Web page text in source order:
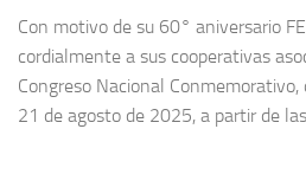
Con motivo de su 60° aniversario
cordialmente a sus cooperativas
Congreso Nacional
21 de agosto de 2025, a partir de las